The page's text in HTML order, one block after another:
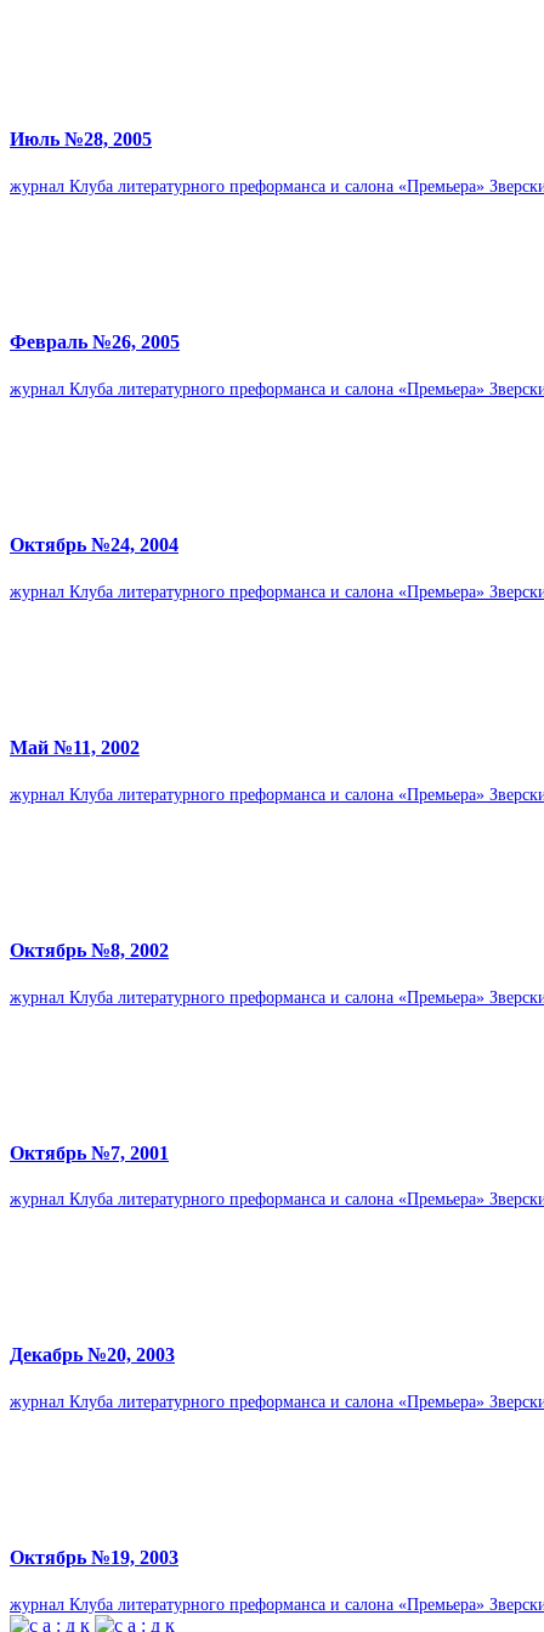
Июль №28, 2005
жур­нал Клуба лите­ра­тур­ного пре­фор­манса и салона «Пре­мьера»
Фев­раль №26, 2005
жур­нал Клуба лите­ра­тур­ного пре­фор­манса и салона «Пре­мьера»
Октябрь №24, 2004
жур­нал Клуба лите­ра­тур­ного пре­фор­манса и салона «Пре­мьера»
Май №11, 2002
жур­нал Клуба лите­ра­тур­ного пре­фор­манса и салона «Пре­мьера»
Октябрь №8, 2002
жур­нал Клуба лите­ра­тур­ного пре­фор­манса и салона «Пре­мьера»
Октябрь №7, 2001
жур­нал Клуба лите­ра­тур­ного пре­фор­манса и салона «Пре­мьера»
Декабрь №20, 2003
жур­нал Клуба лите­ра­тур­ного пре­фор­манса и салона «Пре­мьера»
Октябрь №19, 2003
жур­нал Клуба лите­ра­тур­ного пре­фор­манса и салона «Пре­мьера»